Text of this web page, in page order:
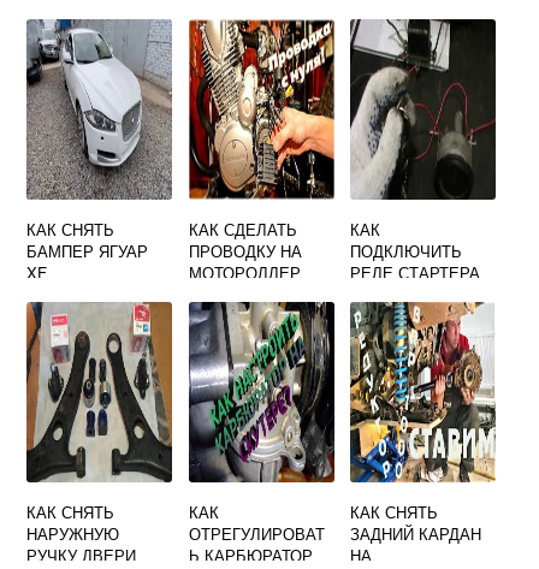
638
КАК СНЯТЬ
БАМПЕР ЯГУАР
XF
КАК СДЕЛАТЬ
ПРОВОДКУ НА
МОТОРОЛЛЕР
КАК
ПОДКЛЮЧИТЬ
РЕЛЕ СТАРТЕРА
КАК СНЯТЬ
НАРУЖНУЮ
РУЧКУ ДВЕРИ
КАК
ОТРЕГУЛИРОВАТ
Ь КАРБЮРАТОР
КАК СНЯТЬ
ЗАДНИЙ КАРДАН
НА